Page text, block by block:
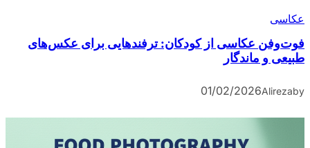
عکاسی
فوت‌وفن عکاسی از کودکان: ترفندهایی برای عکس‌های
طبیعی و ماندگار
by
Alireza
01/02/2026